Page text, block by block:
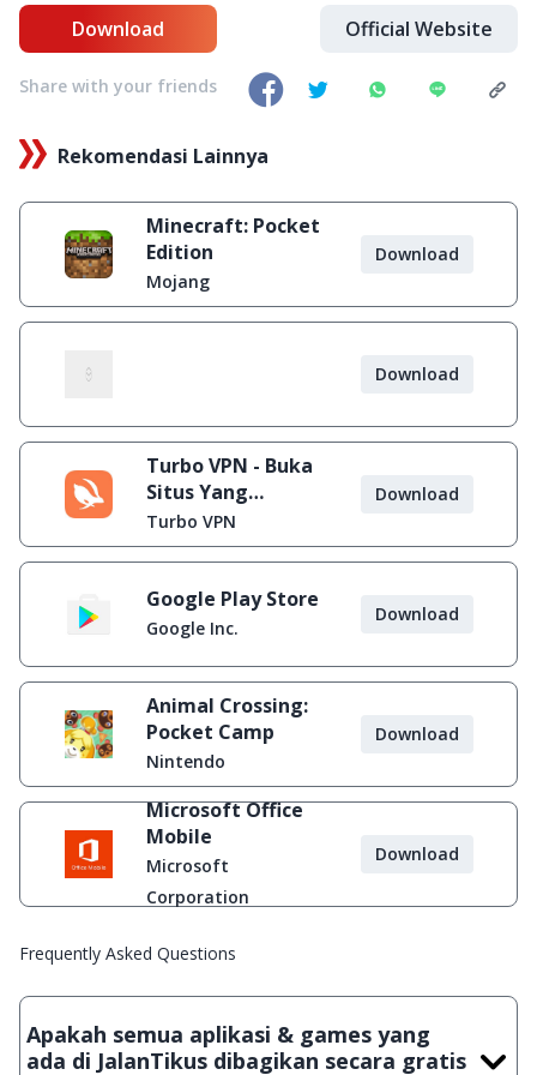
Download Official Website
Share with your friends
Rekomendasi Lainnya
Minecraft: Pocket
Edition
Mojang
Download
Download
Turbo VPN - Buka
Situs Yang
Diblokir
Turbo VPN
Download
Google Play Store
Google Inc.
Download
Animal Crossing:
Pocket Camp
Nintendo
Download
Microsoft Office
Mobile
Microsoft
Corporation
Download
Frequently Asked Questions
Apakah semua aplikasi & games yang
ada di JalanTikus dibagikan secara gratis